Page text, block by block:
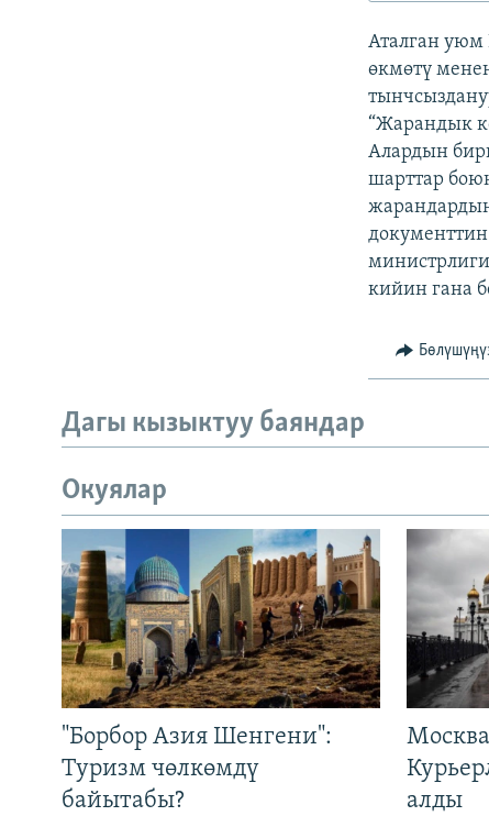
Аталган
өкмөтү
“Жарандык
Алардын
шарттар
кийин гана
Дагы кызыктуу баяндар
Окуялар
"Борбор Азия Шенгени":
Туризм чөлкөмдү
байытабы?
алды